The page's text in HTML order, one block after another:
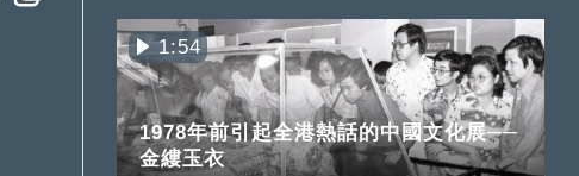
1:54
1978年前引起全港熱話的中國文化展──
金縷玉衣